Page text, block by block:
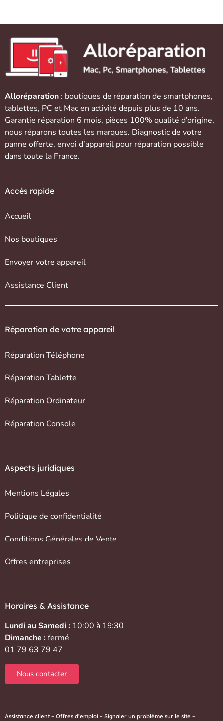
Alloréparation : boutiques de réparation de smartphones,
tablettes, PC et Macen activité depuis plus de 10 ans.
Garantie réparation 6 mois, pièces 100% qualité d’origine,
nous réparons toutes les marques. Diagnostic de votre
panne offerte, envoi d’appareil pour réparation possible
dans toute la France.
Accès rapide
Accueil
Nos boutiques
Envoyer votre appareil
Assistance Client
Réparation de votre appareil
Réparation Téléphone
Réparation Tablette
Réparation Ordinateur
Réparation Console
Aspects juridiques
Mentions Légales
Politique de confidentialité
Conditions Générales de Vente
Offres entreprises
Horaires & Assistance
Lundi au Samedi : 10:00 à 19:30
Dimanche :fermé
01 79 63 79 47
Nous contacter
Assistance client – Offres d’emploi – Signaler un problème sur le site –